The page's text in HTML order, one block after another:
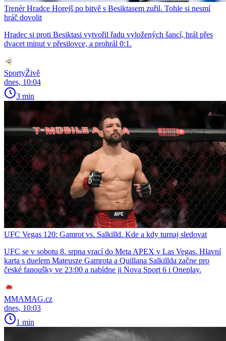
Trenér Hradce Horejš po bitvě s Besiktasem zuřil. Tohle si nesmí
hráč dovolit
Hradec si proti Besiktasi vytvořil řadu vyložených šancí, hrál přes
dvacet minut v přesilovce, a prohrál 0:1.
SportyŽivě
dnes, 10:04
3 min
UFC Vegas 120: Gamrot vs. Salkilld. Kde a kdy turnaj sledovat
UFC se v sobotu 8. srpna vrací do Meta APEX v Las Vegas. Hlavní
karta s duelem Mateusze Gamrota a Quillana Salkillda začne pro
české fanoušky ve 23:00 a nabídne ji Nova Sport 6 i Oneplay.
MMAMAG.cz
dnes, 10:03
1 min